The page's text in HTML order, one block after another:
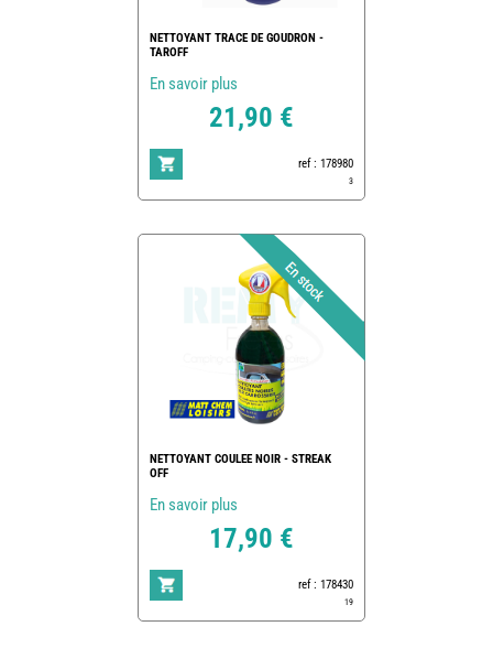
NETTOYANT TRACE DE GOUDRON -
TAROFF
En savoir plus
21,90 €
ref : 178980
3
NETTOYANT COULEE NOIR - STREAK
OFF
En savoir plus
17,90 €
ref : 178430
19